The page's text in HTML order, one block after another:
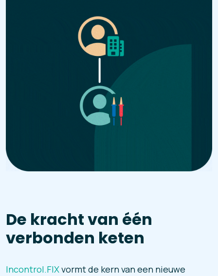
De kracht van één
verbonden keten
Incontrol.FIXvormt de kern van een nieuwe